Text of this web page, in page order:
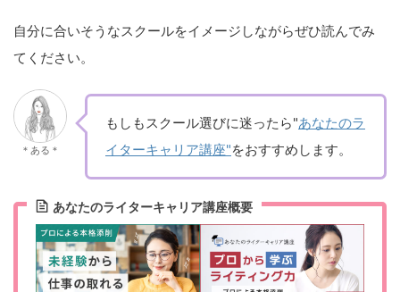
自分に合いそうなスクールをイメージしながらぜひ読んでみ
てください。
＊ある＊
もしもスクール選びに迷ったら"あなたのラ
イターキャリア講座"をおすすめします。
あなたのライターキャリア講座概要